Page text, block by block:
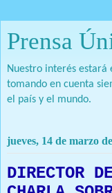
Prensa
Nuestro interés
tomando en cuenta
el país y el mundo.
jueves, 14 de marzo
DIRECTOR